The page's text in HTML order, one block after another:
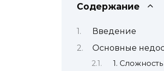
Содержание
Введение
Основные
1.